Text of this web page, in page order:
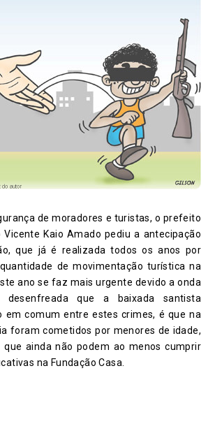
de moradores e turistas, o prefeito
Vicente Kaio Amado pediu a antecipação
que já é realizada todos os anos por
de movimentação turística na
ano se faz mais urgente devido a onda
desenfreada que a baixada santista
em comum entre estes crimes, é que na
foram cometidos por menores de idade,
que ainda não podem ao menos cumprir
na Fundação Casa.